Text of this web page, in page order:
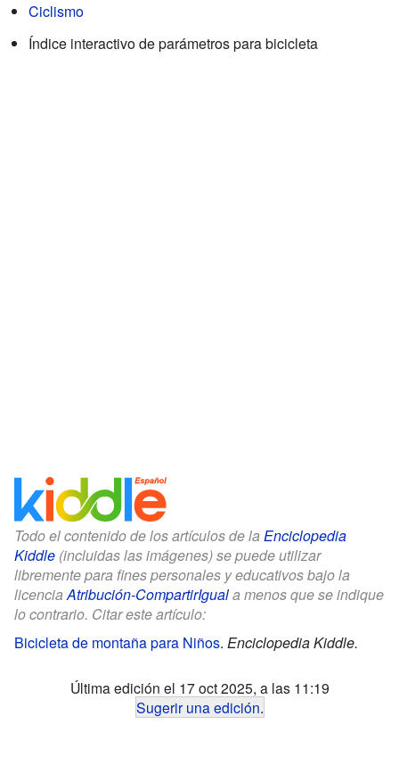
Ciclismo
Índice interactivo de parámetros para bicicleta
Todo el contenido de los artículos de la Enciclopedia
Kiddle (incluidas las imágenes) se puede utilizar
libremente para fines personales y educativos bajo la
licenciaAtribución-CompartirIguala menos que se indique
lo contrario. Citar este artículo:
Bicicleta de montaña para Niños. Enciclopedia Kiddle.
Última edición el 17 oct 2025, a las 11:19
Sugerir una edición.